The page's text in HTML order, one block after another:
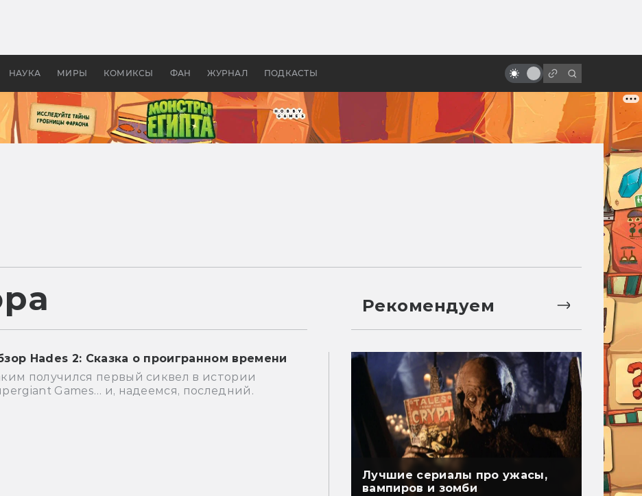
НАУКА МИРЫ КОМИКСЫ ФАН ЖУРНАЛ ПОДКАСТЫ
в России —
бы «Властелина колец»
«Оскаров»
Hades 2: Сказка о проигранном времени
получился первый сиквел в истории
Games… и, надеемся, последний.
Рекомендуем
Лучшие сериалы про ужасы,
вампиров и зомби